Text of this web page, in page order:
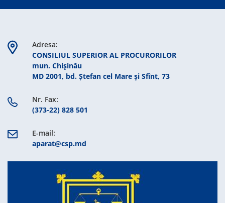
Adresa:
CONSILIUL SUPERIOR AL PROCURORILOR
mun. Chişinău
MD 2001, bd. Ștefan cel Mare şi Sfînt, 73
Nr. Fax:
(373-22) 828 501
E-mail:
aparat@csp.md